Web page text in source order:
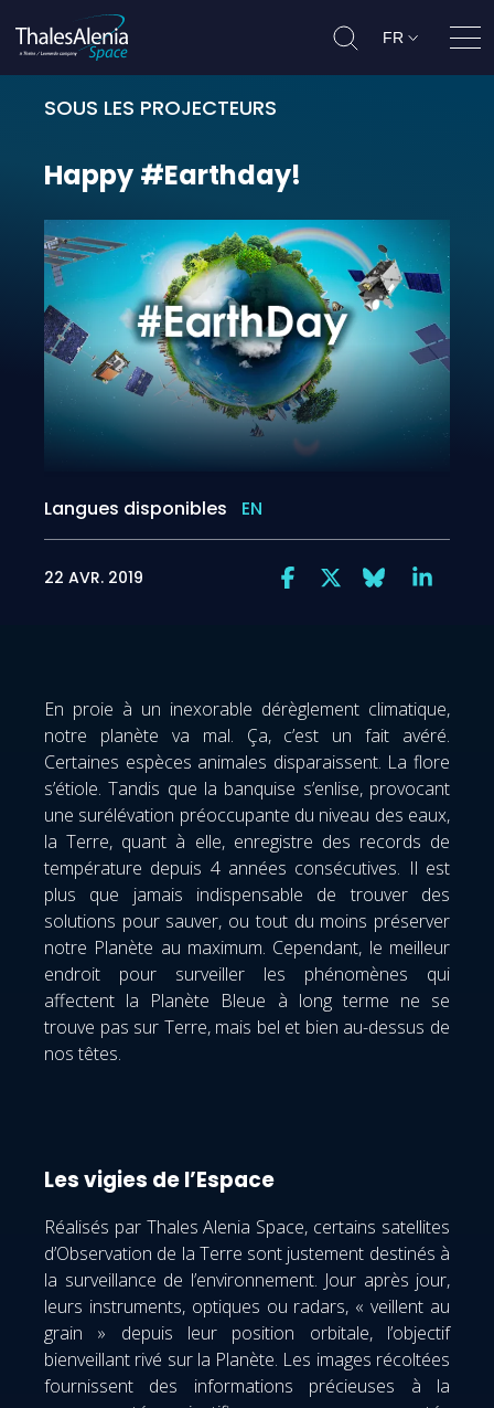
FR
SOUS LES PROJECTEURS
Happy #Earthday!
Happy #Earthday!
Langues disponibles EN
22 AVR. 2019
En proie à un inexorable dérèglement climatique,
notre planète va mal. Ça, c’est un fait avéré.
Certaines espèces animales disparaissent. La flore
s’étiole. Tandis que la banquise s’enlise, provocant
une surélévation préoccupante du niveau des eaux,
la Terre, quant à elle, enregistre des records de
température depuis 4 années consécutives. Il est
plus que jamais indispensable de trouver des
solutions pour sauver, ou tout du moins préserver
notre Planète au maximum. Cependant, le meilleur
endroit pour surveiller les phénomènes qui
affectent la Planète Bleue à long terme ne se
trouve pas sur Terre, mais bel et bien au-dessus de
nos têtes.
Les vigies de l’Espace
Réalisés par Thales Alenia Space, certains satellites
d’Observation de la Terre sont justement destinés à
la surveillance de l’environnement. Jour après jour,
leurs instruments, optiques ou radars, « veillent au
grain » depuis leur position orbitale, l’objectif
bienveillant rivé sur la Planète. Les images récoltées
fournissent des informations précieuses à la